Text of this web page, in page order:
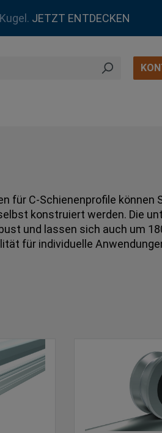
JETZT ENTDECKEN
für C-Schienenprofile können
konstruiert werden. Die
und lassen sich auch um
für individuelle